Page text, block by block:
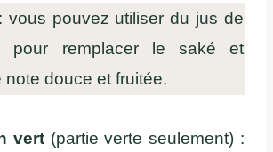
: vous pouvez utiliser du jus de
pour remplacer le saké et
note douce et fruitée.
vert(partie verte seulement) :